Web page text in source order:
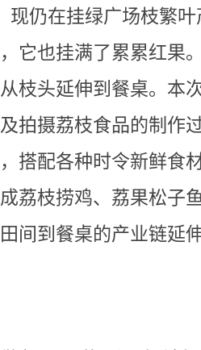
现仍在挂绿广场枝繁
它也挂满了累累红果
枝头延伸到餐桌。本
拍摄荔枝食品的制作
搭配各种时令新鲜食
荔枝捞鸡、荔果松子
间到餐桌的产业链延